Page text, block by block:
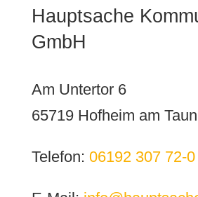
Hauptsache
GmbH
Am Untertor 6
65719 Hofheim am
Telefon: 06192 307 72-0